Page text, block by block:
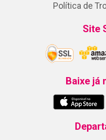
Política de
Site
Baixe já